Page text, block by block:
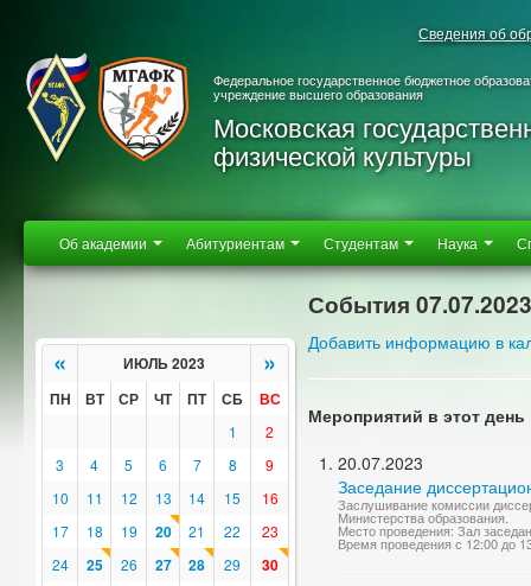
Сведения об
Федеральное государственное бюджетное
учреждение высшего образования
Московская
физической культуры
Об академии Абитуриентам Студентам Наука
« ИЮЛЬ 2023 »
ПН ВТ СР ЧТ ПТ СБ ВС
1
2
3
4 5 6 7 8
9
10
11 12 13 14 15
16
17
18 19 20 21 22
23
24
25 26 27 28 29 30
События 07.07.2023
Добавить информацию в
Мероприятий в этот день
20.07.2023
Заседание
Заслушивание комиссии
Министерства образования.
Место проведения: Зал
Время проведения с 12:00 до